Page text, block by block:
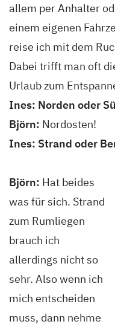
allem per Anhalter
einem eigenen
reise ich mit dem
Dabei trifft man oft
Urlaub zum
Ines: Norden oder
Björn: Nordosten!
Ines: Strand oder
Björn: Hat beides
was für sich. Strand
zum Rumliegen
brauch ich
allerdings nicht so
sehr. Also wenn ich
mich entscheiden
muss, dann nehme